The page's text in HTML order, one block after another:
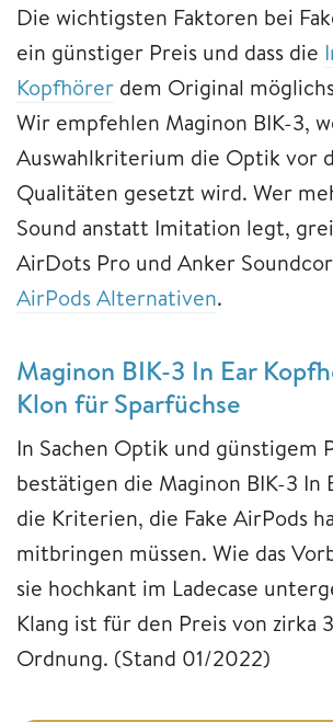
Die wichtigsten Faktoren bei
ein günstiger Preis und dass die
Kopfhörer dem Original
Wir empfehlen Maginon BIK-3,
Auswahlkriterium die Optik vor
Qualitäten gesetzt wird. Wer
Sound anstatt Imitation legt,
AirDots Pro und Anker
AirPods Alternativen.
Maginon BIK-3 In Ear
Klon für Sparfüchse
In Sachen Optik und günstigem
bestätigen die Maginon BIK-3 In
die Kriterien, die Fake AirPods
mitbringen müssen. Wie das
sie hochkant im Ladecase
Klang ist für den Preis von zirka
Ordnung. (Stand 01/2022)